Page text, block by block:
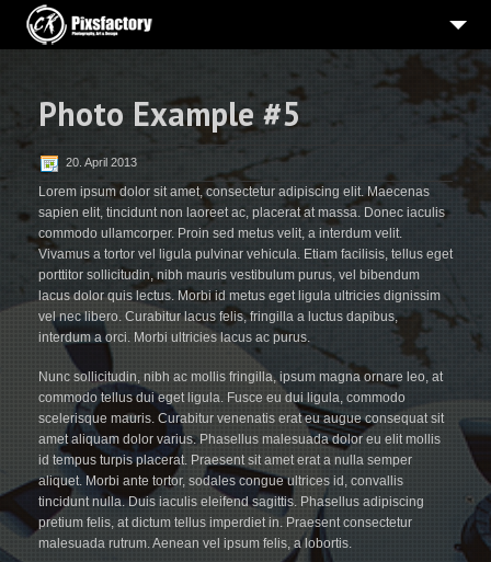
PORTRAITS
BEWERBUNGSBILDER
HOCHZEIT
WERBE-PRODUKTFOTOGRAFIE
PROJEKTE
ÜBER MICH
IMPRESSUM
Photo Example #5
20. April 2013
Lorem ipsum dolor sit amet, consectetur adipiscing elit. Maecenas
sapien elit, tincidunt non laoreet ac, placerat at massa. Donec iaculis
commodo ullamcorper. Proin sed metus velit, a interdum velit.
Vivamus a tortor vel ligula pulvinar vehicula. Etiam facilisis, tellus eget
porttitor sollicitudin, nibh mauris vestibulum purus, vel bibendum
lacus dolor quis lectus. Morbi id metus eget ligula ultricies dignissim
vel nec libero. Curabitur lacus felis, fringilla a luctus dapibus,
interdum a orci. Morbi ultricies lacus ac purus.
Nunc sollicitudin, nibh ac mollis fringilla, ipsum magna ornare leo, at
commodo tellus dui eget ligula. Fusce eu dui ligula, commodo
scelerisque mauris. Curabitur venenatis erat eu augue consequat sit
amet aliquam dolor varius. Phasellus malesuada dolor eu elit mollis
id tempus turpis placerat. Praesent sit amet erat a nulla semper
aliquet. Morbi ante tortor, sodales congue ultrices id, convallis
tincidunt nulla. Duis iaculis eleifend sagittis. Phasellus adipiscing
pretium felis, at dictum tellus imperdiet in. Praesent consectetur
malesuada rutrum. Aenean vel ipsum felis, a lobortis.